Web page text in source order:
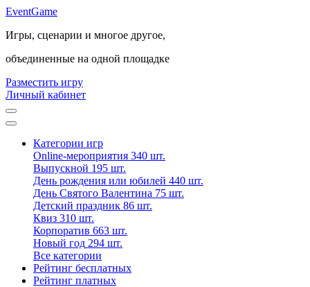
EventGame
Игры, сценарии и многое другое,
объединенные на одной площадке
Разместить игру
Личный кабинет
Категории игр
Online-мероприятия 340 шт.
Выпускной 195 шт.
День рождения или юбилей 440 шт.
День Святого Валентина 75 шт.
Детский праздник 86 шт.
Квиз 310 шт.
Корпоратив 663 шт.
Новый год 294 шт.
Все категории
Рейтинг бесплатных
Рейтинг платных